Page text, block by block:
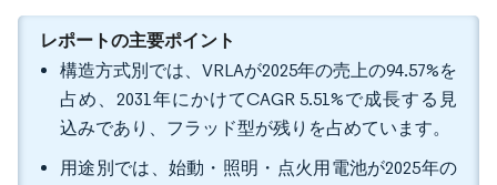
レポートの主要ポイント
構造方式別では、VRLAが2025年の売上の94.57%を
占め、2031年にかけてCAGR 5.51%で成長する見
込みであり、フラッド型が残りを占めています。
用途別では、始動・照明・点火用電池が2025年の